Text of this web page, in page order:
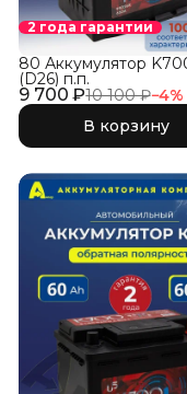
2 года гарантии
9 700 ₽10 100 ₽−4%
80 Аккумулятор
(D26) п.п.
В корзину